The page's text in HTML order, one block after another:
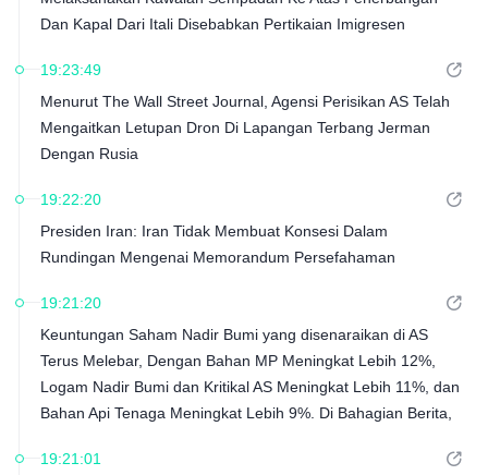
Dan Kapal Dari Itali Disebabkan Pertikaian Imigresen
19:23:49
Menurut The Wall Street Journal, Agensi Perisikan AS Telah
Mengaitkan Letupan Dron Di Lapangan Terbang Jerman
Dengan Rusia
19:22:20
Presiden Iran: Iran Tidak Membuat Konsesi Dalam
Rundingan Mengenai Memorandum Persefahaman
19:21:20
Keuntungan Saham Nadir Bumi yang disenaraikan di AS
Terus Melebar, Dengan Bahan MP Meningkat Lebih 12%,
Logam Nadir Bumi dan Kritikal AS Meningkat Lebih 11%, dan
Bahan Api Tenaga Meningkat Lebih 9%. Di Bahagian Berita,
Perlombongan AS, Menyatakan, 'Kami Sedang Mendapatkan
19:21:01